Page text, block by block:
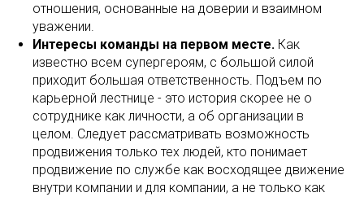
отношения, основанные на доверии и взаимном
уважении.
Интересы команды на первом месте. Как
известно всем супергероям, с большой силой
приходит большая ответственность. Подъем по
карьерной лестнице - это история скорее не о
сотруднике как личности, а об организации в
целом. Следует рассматривать возможность
продвижения только тех людей, кто понимает
продвижение по службе как восходящее движение
внутри компании и для компании, а не только как